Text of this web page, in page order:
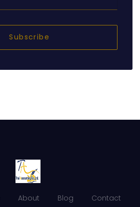
Subscribe
About Blog Contact